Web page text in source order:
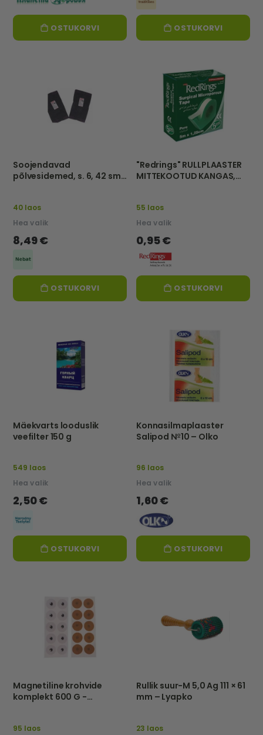
OSTUKORVI OSTUKORVI
Soojendavad
põlvesidemed, s. 6, 42 sm
40 laos
Hea valik
8,49 €
OSTUKORVI
"Redrings" RULLPLAASTER
MITTEKOOTUD KANGAS,
55 laos
Hea valik
0,95 €
OSTUKORVI
Mäekvarts looduslik
veefilter 150 g
549 laos
Hea valik
2,50 €
OSTUKORVI
Konnasilmaplaaster
Salipod №10 – Olko
96 laos
Hea valik
1,60 €
OSTUKORVI
Magnetiline krohvide
komplekt 600 G -
95 laos
Rullik suur-M 5,0 Ag 111 × 61
mm – Lyapko
23 laos